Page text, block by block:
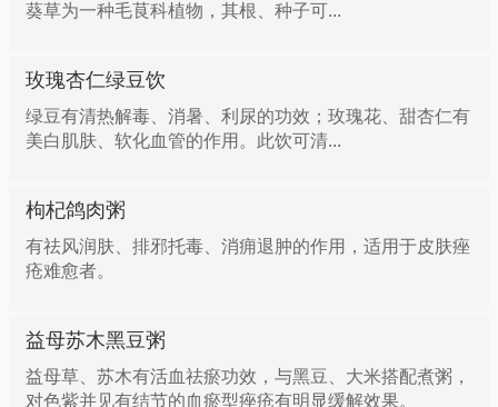
葵草为一种毛茛科植物，其根、种子可...
玫瑰杏仁绿豆饮
绿豆有清热解毒、消暑、利尿的功效；玫瑰花、甜杏仁有
美白肌肤、软化血管的作用。此饮可清...
枸杞鸽肉粥
有祛风润肤、排邪托毒、消痈退肿的作用，适用于皮肤痤
疮难愈者。
益母苏木黑豆粥
益母草、苏木有活血祛瘀功效，与黑豆、大米搭配煮粥，
对色紫并见有结节的血瘀型痤疮有明显缓解效果。